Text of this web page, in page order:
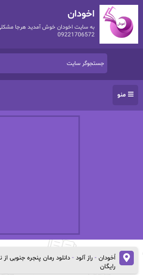
اخودان
به سایت اخودان خوش آمدید هرجا مشکلی
09221706572
منو
اُخودان- راز آلود- دانلود رمان پنجره جنوبی
رایگان